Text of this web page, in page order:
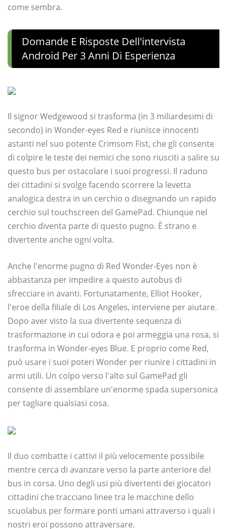
come sembra.
Domande E Risposte Dell'intervista
Android Per 3 Anni Di Esperienza
Il signor Wedgewood si trasforma (in 3 miliardesimi di
secondo) in Wonder-eyes Red e riunisce innocenti
astanti nel suo potente Crimsom Fist, che gli consente
di colpire le teste dei nemici che sono riusciti a salire su
questo bus per ostacolare i suoi progressi. Il raduno
dei cittadini si svolge facendo scorrere la levetta
analogica destra in un cerchio o disegnando un rapido
cerchio sul touchscreen del GamePad. Chiunque nel
cerchio diventa parte di questo pugno. È strano e
divertente anche ogni volta.
Anche l'enorme pugno di Red Wonder-Eyes non è
abbastanza per impedire a questo autobus di
sfrecciare in avanti. Fortunatamente, Elliot Hooker,
l'eroe della filiale di Los Angeles, interviene per aiutare.
Dopo aver visto la sua divertente sequenza di
trasformazione in cui odora e poi armeggia una rosa, si
trasforma in Wonder-eyes Blue. E proprio come Red,
può usare i suoi poteri Wonder per riunire i cittadini in
armi utili. Un colpo verso l'alto sul GamePad gli
consente di assemblare un'enorme spada supersonica
per tagliare qualsiasi cosa.
Il duo combatte i cattivi il più velocemente possibile
mentre cerca di avanzare verso la parte anteriore del
bus in corsa. Uno degli usi più divertenti dei giocatori
cittadini che tracciano linee tra le macchine dello
scuolabus per formare ponti umani attraverso i quali i
nostri eroi possono attraversare.